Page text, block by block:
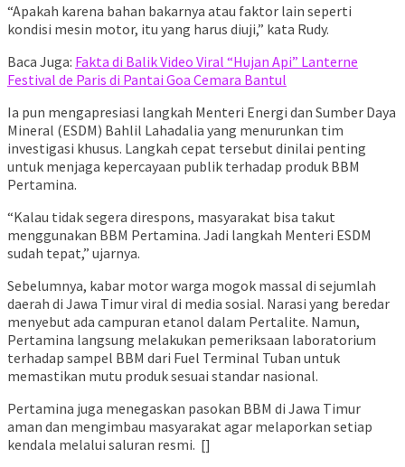
“Apakah karena bahan bakarnya atau faktor lain seperti
kondisi mesin motor, itu yang harus diuji,” kata Rudy.
Baca Juga: Fakta di Balik Video Viral “Hujan Api” Lanterne
Festival de Paris di Pantai Goa Cemara Bantul
Ia pun mengapresiasi langkah Menteri Energi dan Sumber Daya
Mineral (ESDM) Bahlil Lahadalia yang menurunkan tim
investigasi khusus. Langkah cepat tersebut dinilai penting
untuk menjaga kepercayaan publik terhadap produk BBM
Pertamina.
“Kalau tidak segera direspons, masyarakat bisa takut
menggunakan BBM Pertamina. Jadi langkah Menteri ESDM
sudah tepat,” ujarnya.
Sebelumnya, kabar motor warga mogok massal di sejumlah
daerah di Jawa Timur viral di media sosial. Narasi yang beredar
menyebut ada campuran etanol dalam Pertalite. Namun,
Pertamina langsung melakukan pemeriksaan laboratorium
terhadap sampel BBM dari Fuel Terminal Tuban untuk
memastikan mutu produk sesuai standar nasional.
Pertamina juga menegaskan pasokan BBM di Jawa Timur
aman dan mengimbau masyarakat agar melaporkan setiap
kendala melalui saluran resmi. []